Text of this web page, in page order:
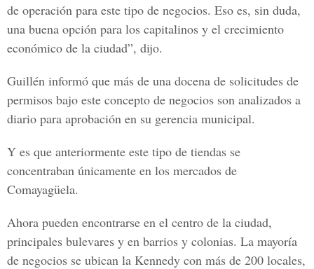
de operación para este tipo de negocios. Eso es, sin duda,
una buena opción para los capitalinos y el crecimiento
económico de la ciudad”, dijo.
Guillén informó que más de una docena de solicitudes de
permisos bajo este concepto de negocios son analizados a
diario para aprobación en su gerencia municipal.
Y es que anteriormente este tipo de tiendas se
concentraban únicamente en los mercados de
Comayagüela.
Ahora pueden encontrarse en el centro de la ciudad,
principales bulevares y en barrios y colonias. La mayoría
de negocios se ubican la Kennedy con más de 200 locales,